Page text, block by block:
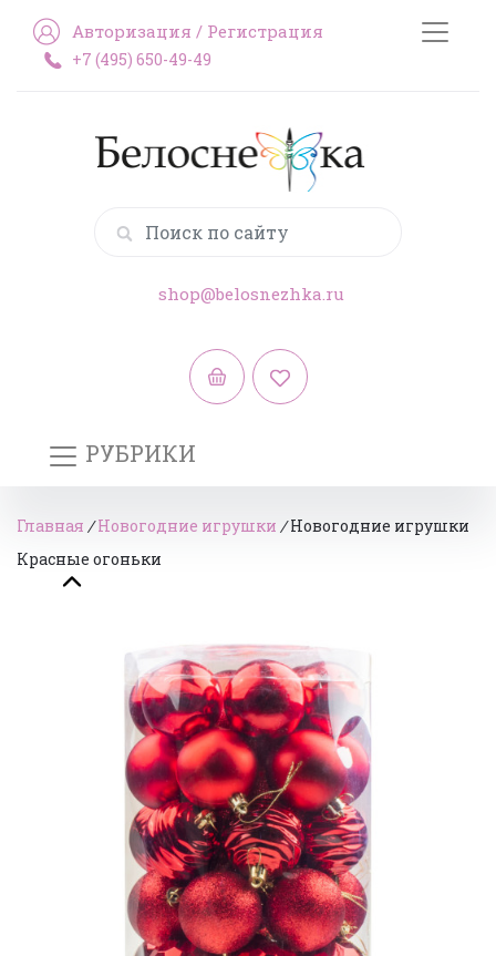
Авторизация / Регистрация
+7 (495) 650-49-49
shop@belosnezhka.ru
РУБРИКИ
Главная /Новогодние игрушки /Новогодние игрушки
Красные огоньки